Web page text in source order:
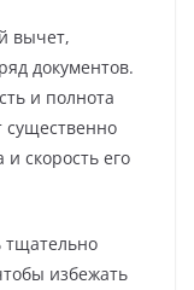
вычет,
документов.
и полнота
существенно
скорость его
тщательно
избежать